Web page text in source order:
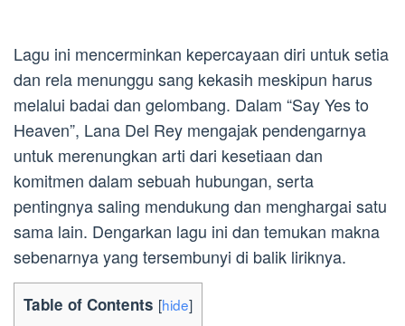
Lagu ini mencerminkan kepercayaan diri untuk setia
dan rela menunggu sang kekasih meskipun harus
melalui badai dan gelombang. Dalam “Say Yes to
Heaven”, Lana Del Rey mengajak pendengarnya
untuk merenungkan arti dari kesetiaan dan
komitmen dalam sebuah hubungan, serta
pentingnya saling mendukung dan menghargai satu
sama lain. Dengarkan lagu ini dan temukan makna
sebenarnya yang tersembunyi di balik liriknya.
Table of Contents [hide]